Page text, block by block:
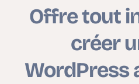
Offre tout
créer